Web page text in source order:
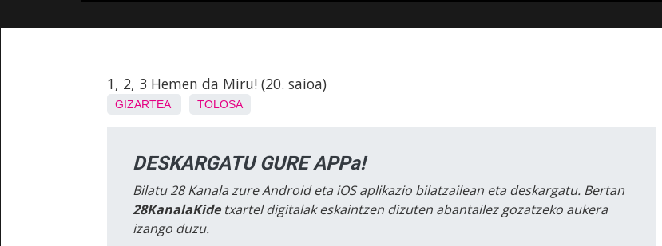
1, 2, 3 Hemen da Miru! (20. saioa)
GIZARTEA TOLOSA
DESKARGATU GURE APPa!
Bilatu 28 Kanala zure Android eta iOS aplikazio bilatzailean eta deskargatu. Bertan
28KanalaKidetxartel digitalak eskaintzen dizuten abantailez gozatzeko aukera
izango duzu.